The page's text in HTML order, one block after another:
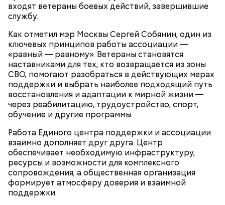
входят ветераны боевых действий, завершившие
службу.
Как отметил мэр Москвы Сергей Собянин, один из
ключевых принципов работы ассоциации —
«равный — равному». Ветераны становятся
наставниками для тех, кто возвращается из зоны
СВО, помогают разобраться в действующих мерах
поддержки и выбрать наиболее подходящий путь
восстановления и адаптации к мирной жизни —
через реабилитацию, трудоустройство, спорт,
обучение и другие программы.
Работа Единого центра поддержки и ассоциации
взаимно дополняет друг друга. Центр
обеспечивает необходимую инфраструктуру,
ресурсы и возможности для комплексного
сопровождения, а общественная организация
формирует атмосферу доверия и взаимной
поддержки.
В Первом московском образовательном комплексе
обновили мастерские для дизайнеров одежды. Их
оснастили промышленными швейными машинами,
парогенераторами, раскройными столами и
манекенами. В колледже также открылась
лаборатория для бариста с профессиональными
— Модернизация мастерских помогает сократить
разрыв между учебным процессом и реальным
производством. Теперь в наших швейных
лабораториях и лаборатории напитков у каждого
студента есть свое оборудование и свой станок,
на котором они могут отработать необходимые
навыки. Это дает выпускникам конкурентные
преимущества при трудоустройстве, — отметил
директор Первого московского образовательного
комплекса Юрий Мироненко.
Ситора Даргель, заместитель директора по
событийному маркетингу кинопарка «Москино»:
учащимся старших классов весь процесс
кинопроизводства изнутри.